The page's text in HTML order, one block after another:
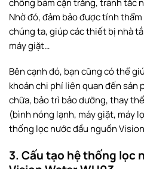
chống bám cặn trắng, tránh tắc
Nhờ đó, đảm bảo được tính
chúng ta, giúp các thiết bị nhà
máy giặt…
Bên cạnh đó, bạn cũng có thể
khoản chi phí liên quan đến sản
chữa, bảo trì bảo dưỡng, thay
(bình nóng lạnh, máy giặt, máy
thống lọc nước đầu nguồn
3. Cấu tạo hệ thống lọc